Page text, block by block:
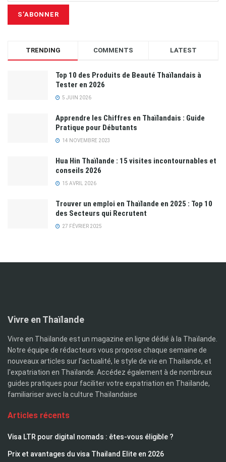
TRENDING COMMENTS LATEST
Top 10 des Produits de Beauté Thaïlandais à
Tester en 2026
5 JUIN 2026
Apprendre les Chiffres en Thaïlandais : Guide
Pratique pour Débutants
14 NOVEMBRE 2023
Hua Hin Thaïlande : 15 visites incontournables et
conseils 2026
15 AVRIL 2026
Trouver un emploi en Thaïlande en 2025 : Top 10
des Secteurs qui Recrutent
27 FÉVRIER 2025
Vivre en Thaïlande
Vivre en Thaïlande est un magazine en ligne dédié à la Thaïlande.
Notre équipe de rédacteurs vous propose chaque semaine de
nouveaux articles sur l'actualité, le style de vie en Thaïlande, et
l'expatriation en Thaïlande. Accédez également à de nombreux
guides pratiques pour faciliter votre expatriation en Thaïlande,
familiariser avec la culture Thaïlandaise
Articles récents
Visa LTR pour digital nomads : êtes-vous éligible ?
Prix et avantages du visa Thailand Elite en 2026